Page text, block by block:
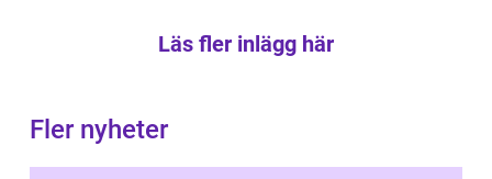
Läs fler inlägg här
Fler nyheter